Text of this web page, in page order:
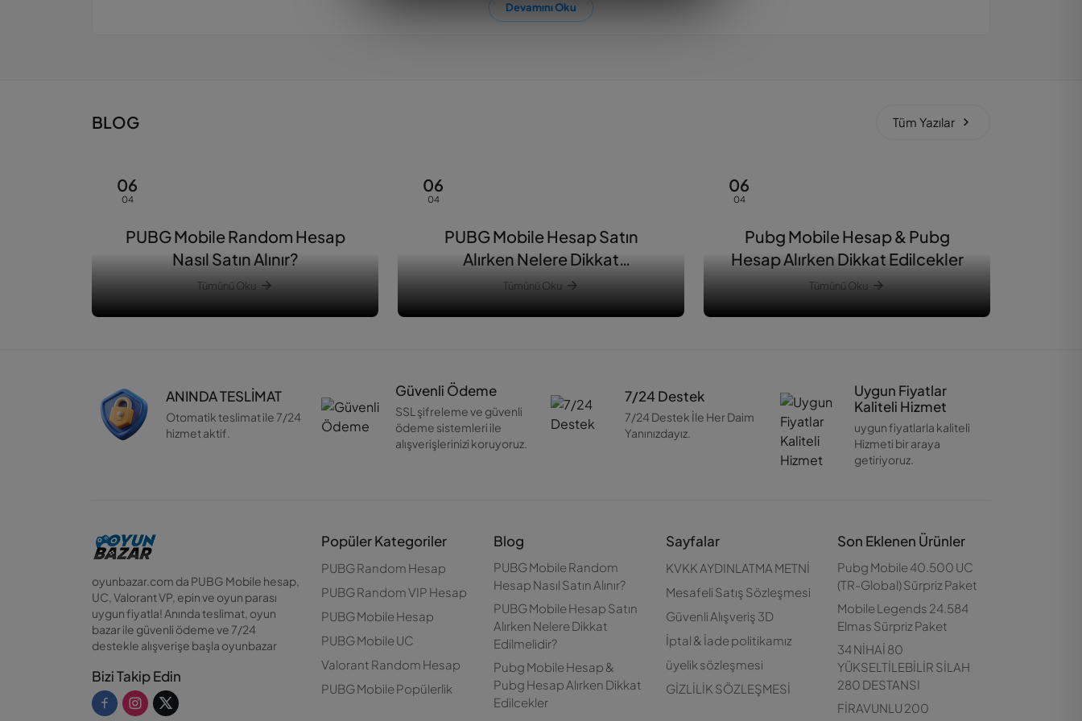
Devamını Oku
BLOG Tüm Yazılar
06
04
PUBG Mobile Random Hesap
Nasıl Satın Alınır?
Tümünü Oku
06
04
PUBG Mobile Hesap Satın
Alırken Nelere Dikkat
Edilmelidir?
Tümünü Oku
06
04
Pubg Mobile Hesap & Pubg
Hesap Alırken Dikkat Edilcekler
Tümünü Oku
ANINDA TESLİMAT
Otomatik teslimat ile 7/24
hizmet aktif.
Güvenli Ödeme
SSL şifreleme ve güvenli
ödeme sistemleri ile
alışverişlerinizi koruyoruz.
7/24 Destek
7/24 Destek İle Her Daim
Yanınızdayız.
Uygun Fiyatlar
Kaliteli Hizmet
uygun fiyatlarla kaliteli
Hizmeti bir araya
getiriyoruz.
oyunbazar.com da PUBG Mobile hesap,
UC, Valorant VP, epin ve oyun parası
uygun fiyatla! Anında teslimat, oyun
bazar ile güvenli ödeme ve 7/24
destekle alışverişe başla oyunbazar
Bizi Takip Edin
Popüler Kategoriler
PUBG Random Hesap
PUBG Random VIP Hesap
PUBG Mobile Hesap
PUBG Mobile UC
Valorant Random Hesap
PUBG Mobile Popülerlik
Blog
PUBG Mobile Random
Hesap Nasıl Satın Alınır?
PUBG Mobile Hesap Satın
Alırken Nelere Dikkat
Edilmelidir?
Pubg Mobile Hesap &
Pubg Hesap Alırken Dikkat
Edilcekler
Sayfalar
KVKK AYDINLATMA METNİ
Mesafeli Satış Sözleşmesi
Güvenli Alışveriş 3D
İptal & İade politikamız
üyelik sözleşmesi
GİZLİLİK SÖZLEŞMESİ
Son Eklenen Ürünler
Pubg Mobile 40.500 UC
(TR-Global) Sürpriz Paket
Mobile Legends 24.584
Elmas Sürpriz Paket
34 NİHAİ 80
YÜKSELTİLEBİLİR SİLAH
280 DESTANSI
FİRAVUNLU 200
Customer Support